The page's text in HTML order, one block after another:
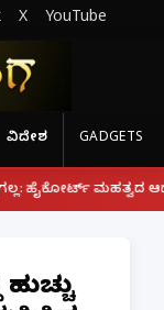
X YouTube
ವಿದೇಶ GADGETS
ಆದೇಶ | ಫೋನ್
ಹುಚ್ಚು